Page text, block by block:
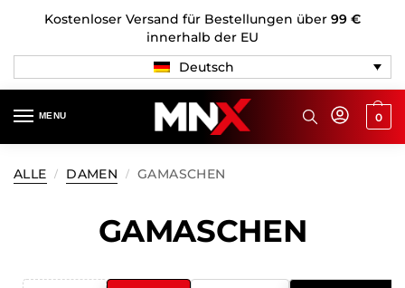
Kostenloser Versand für Bestellungen über 99 €
innerhalb der EU
Deutsch
MENU 0
ALLE / DAMEN / GAMASCHEN
GAMASCHEN